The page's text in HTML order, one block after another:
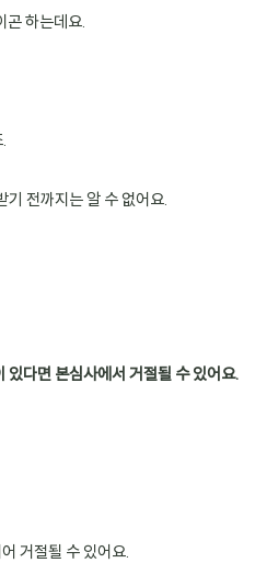
하는데요.
전까지는 알 수 없어요.
다면 본심사에서 거절될 수 있어요.
거절될 수 있어요.